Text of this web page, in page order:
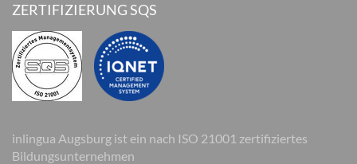
ZERTIFIZIERUNG SQS
inlingua Augsburg ist ein nach ISO 21001 zertifiziertes
Bildungsunternehmen